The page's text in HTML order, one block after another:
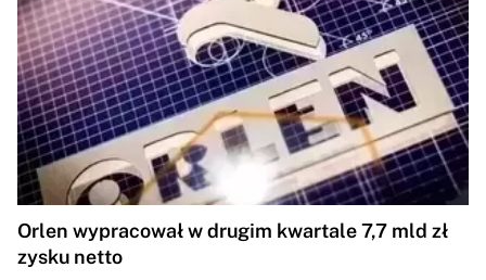
Orlen wypracował w drugim kwartale 7,7 mld zł
zysku netto